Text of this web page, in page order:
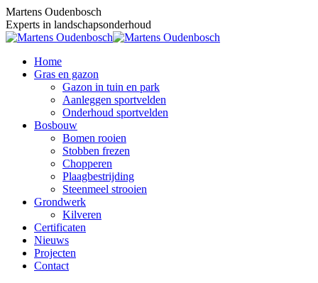
Skip
to
content
Martens Oudenbosch
Experts in landschapsonderhoud
Home
Gras en gazon
Gazon in tuin en park
Aanleggen sportvelden
Onderhoud sportvelden
Bosbouw
Bomen rooien
Stobben frezen
Chopperen
Plaagbestrijding
Steenmeel strooien
Grondwerk
Kilveren
Certificaten
Nieuws
Projecten
Contact